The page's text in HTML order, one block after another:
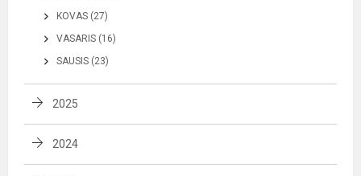
KOVAS (27)
VASARIS (16)
SAUSIS (23)
2025
2024